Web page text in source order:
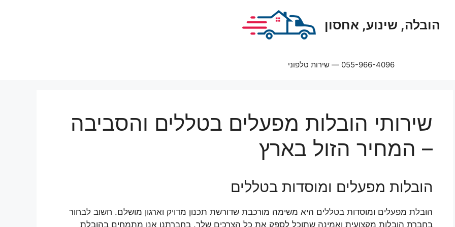
הובלה, שינוע, אחסון
055-966-4096 — שירות טלפוני
שירותי הובלות מפעלים בטללים והסביבה
– המחיר הזול בארץ
הובלות מפעלים ומוסדות בטללים
הובלת מפעלים ומוסדות בטללים היא משימה מורכבת שדורשת תכנון מדויק וארגון מושלם. חשוב לבחור
בחברת הובלות מקצועית ואמינה שתוכל לספק את כל הצרכים שלך. בחברתנו אנו מתמחים בהובלת